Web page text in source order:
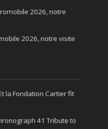
2026, notre
2026, notre visite
la Fondation Cartier fit
41 Tribute to